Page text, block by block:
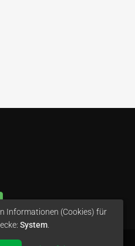
Informationen (Cookies) für
System